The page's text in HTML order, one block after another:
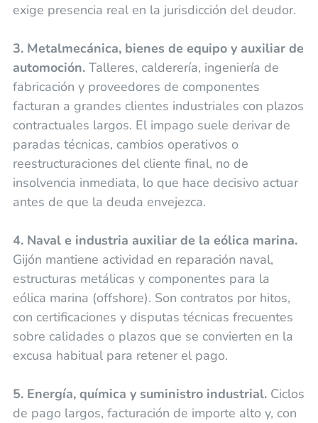
exige presencia real en la jurisdicción del deudor.
3. Metalmecánica, bienes de equipo y auxiliar de
automoción.Talleres, calderería, ingeniería de
fabricación y proveedores de componentes
facturan a grandes clientes industriales con plazos
contractuales largos. El impago suele derivar de
paradas técnicas, cambios operativos o
reestructuraciones del cliente final, no de
insolvencia inmediata, lo que hace decisivo actuar
antes de que la deuda envejezca.
4. Naval e industria auxiliar de la eólica marina.
Gijón mantiene actividad en reparación naval,
estructuras metálicas y componentes para la
eólica marina (offshore). Son contratos por hitos,
con certificaciones y disputas técnicas frecuentes
sobre calidades o plazos que se convierten en la
excusa habitual para retener el pago.
5. Energía, química y suministro industrial.Ciclos
de pago largos, facturación de importe alto y, con